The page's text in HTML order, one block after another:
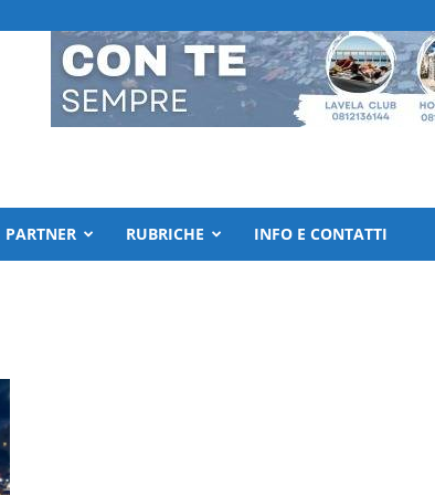
PARTNER RUBRICHE INFO E CONTATTI